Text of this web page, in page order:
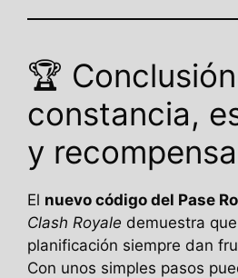
🏆
constancia,
y
El nuevo código del Pase
Clash Royale demuestra
planificación siempre dan
Con unos simples pasos